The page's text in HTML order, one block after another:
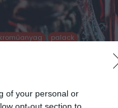
of your personal or
opt-out section to
palack
LEHET